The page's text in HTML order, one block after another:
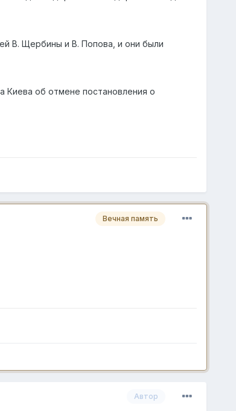
В. Щербины и В. Попова, и они были
Киева об отмене постановления о
Вечная память
Автор